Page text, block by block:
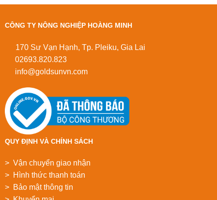
CÔNG TY NÔNG NGHIỆP HOÀNG MINH
170 Sư Vạn Hạnh, Tp. Pleiku, Gia Lai
02693.820.823
info@goldsunvn.com
QUY ĐỊNH VÀ CHÍNH SÁCH
> Vận chuyển giao nhận
> Hình thức thanh toán
> Bảo mật thông tin